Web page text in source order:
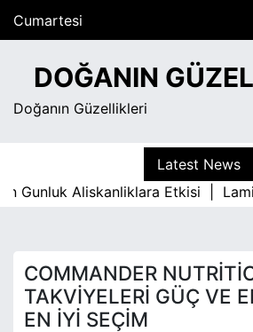
Cumartesi
Ağustos 8, 2026
1:45 pm
DOĞANIN
Doğanın Güzellikleri
Latest News
Aliskanliklara Etkisi |Lamine
COMMANDER
TAKVIYELERI GÜÇ VE
EN İYI SEÇIM